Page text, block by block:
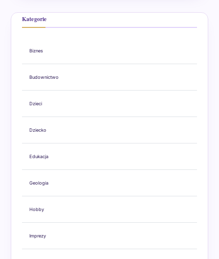
Kategorie
Biznes
Budownictwo
Dzieci
Dziecko
Edukacja
Geologia
Hobby
Imprezy